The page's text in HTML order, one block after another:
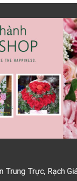
Trung Trực, Rạch